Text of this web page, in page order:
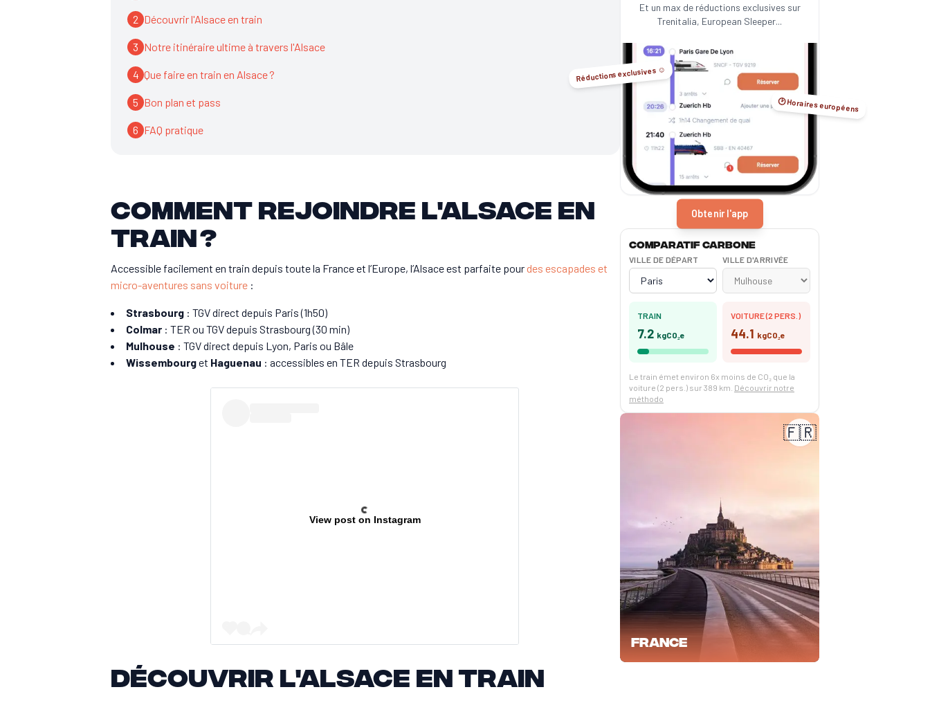
2 Découvrir l'Alsace en train
3 Notre itinéraire ultime à travers l'Alsace
4 Que faire en train en Alsace ?
5 Bon plan et pass
6 FAQ pratique
Comment rejoindre l'Alsace en
train ?
Accessible facilement en train depuis toute la France et l’Europe, l’Alsace est parfaite pourdes escapades et
micro-aventures sans voiture :
Strasbourg : TGV direct depuis Paris (1h50)
Colmar : TER ou TGV depuis Strasbourg (30 min)
Mulhouse : TGV direct depuis Lyon, Paris ou Bâle
Wissembourget Haguenau : accessibles en TER depuis Strasbourg
View post on Instagram
Découvrir l'Alsace en train
Et un max de réductions exclusives sur
Trenitalia, European Sleeper...
Réductions exclusives ☺️
🕑 Horaires européens
Obtenir l'app
Comparatif carbone
VILLE DE DÉPART VILLE D'ARRIVÉE
TRAIN
7.2 kgCO₂e
VOITURE (2 PERS.)
44.1 kgCO₂e
Le train émet environ 6x moins de CO₂ que la
voiture (2 pers.) sur 389 km. Découvrir notre
méthodo
🇫🇷
France